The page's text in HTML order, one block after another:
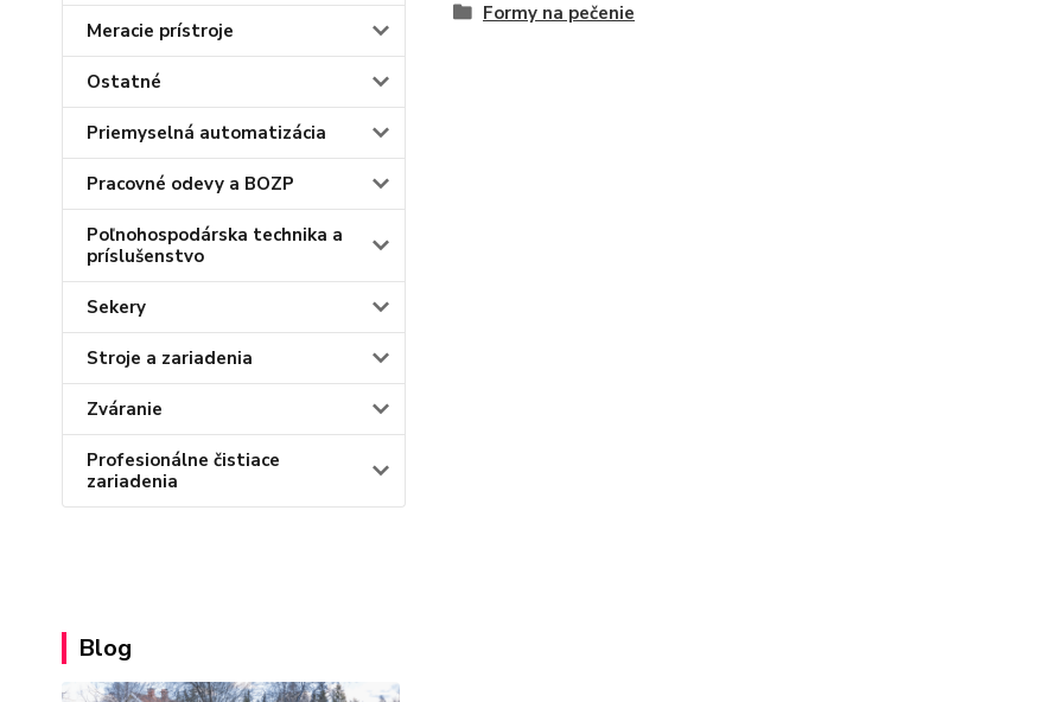
Meracie prístroje
Ostatné
Priemyselná automatizácia
Pracovné odevy a BOZP
Poľnohospodárska technika a
príslušenstvo
Sekery
Stroje a zariadenia
Zváranie
Profesionálne čistiace
zariadenia
Blog
Formy na pečenie